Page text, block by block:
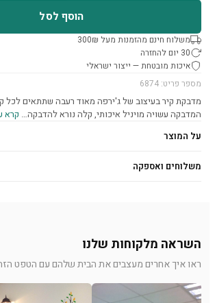
הוסף לסל
משלוח חינם מהזמנות מעל 300₪
30 יום להחזרה
איכות מובטחת — ייצור ישראלי
מספר פריט: 6874
מדבקת קיר בעיצוב של ג'ירפה מאוד רעבה שתתאים לכל
המדבקה עשויה מויניל איכותי, קלה נורא להדבקה… קרא
על המוצר
משלוחים ואספקה
השראה מלקוחות שלנו
ראו איך אחרים מעצבים את הבית שלהם עם הטפט